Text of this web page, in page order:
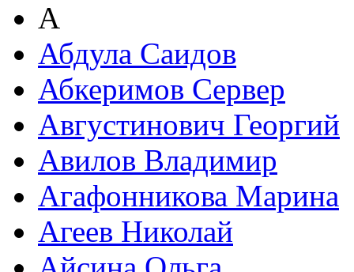
А
Абдула Саидов
Абкеримов Сервер
Августинович Георгий
Авилов Владимир
Агафонникова Марина
Агеев Николай